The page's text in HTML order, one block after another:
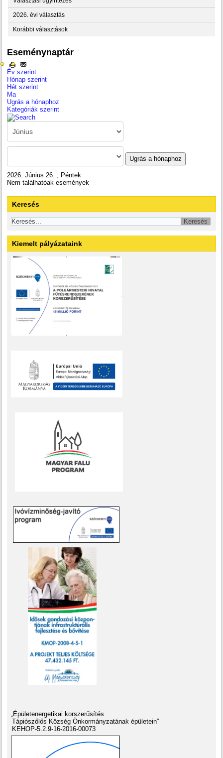
2026. évi választás
Korábbi választások
Eseménynaptár
Év szerint
Hónap szerint
Hét szerint
Ma
Ugrás a hónaphoz
Kategóriák szerint
Ugrás a hónaphoz
2026. Június 26. , Péntek
Nem találhatóak események
Keresés
Kiemelt pályázataink
„Épületenergetikai korszerűsítés
Tápiószőlős Község Önkormányzatának épületein”
KEHOP-5.2.9-16-2016-00073